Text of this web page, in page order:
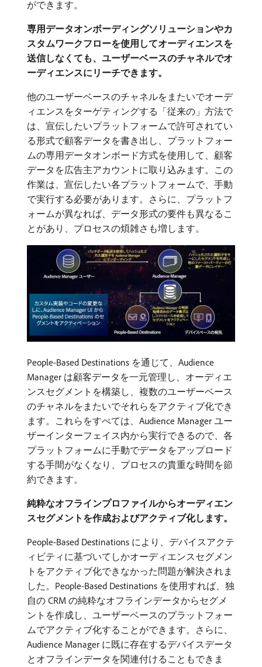
ができます。
専用データオンボーディングソリューションやカ
スタムワークフローを使用してオーディエンスを
送信しなくても、ユーザーベースのチャネルでオ
ーディエンスにリーチできます。
他のユーザーベースのチャネルをまたいでオーデ
ィエンスをターゲティングする「従来の」方法で
は、宣伝したいプラットフォームで許可されてい
る形式で顧客データを書き出し、プラットフォー
ムの専用データオンボード方式を使用して、顧客
データを広告主アカウントに取り込みます。この
作業は、宣伝したい各プラットフォームで、手動
で実行する必要があります。さらに、プラットフ
ォームが異なれば、データ形式の要件も異なるこ
とがあり、プロセスの煩雑さも増します。
People-Based Destinations を通じて、Audience
Manager は顧客データを一元管理し、オーディエ
ンスセグメントを構築し、複数のユーザーベース
のチャネルをまたいでそれらをアクティブ化でき
ます。これらをすべては、Audience Manager ユー
ザーインターフェイス内から実行できるので、各
プラットフォームに手動でデータをアップロード
する手間がなくなり、プロセスの貴重な時間を節
約できます。
純粋なオフラインプロファイルからオーディエン
スセグメントを作成およびアクティブ化します。
People-Based Destinations により、デバイスアクテ
ィビティに基づいてしかオーディエンスセグメン
トをアクティブ化できなかった問題が解決されま
した。People-Based Destinations を使用すれば、独
自の CRM の純粋なオフラインデータからセグメ
ントを作成し、ユーザーベースのプラットフォー
ムでアクティブ化することができます。さらに、
Audience Manager に既に存在するデバイスデータ
とオフラインデータを関連付けることもできま